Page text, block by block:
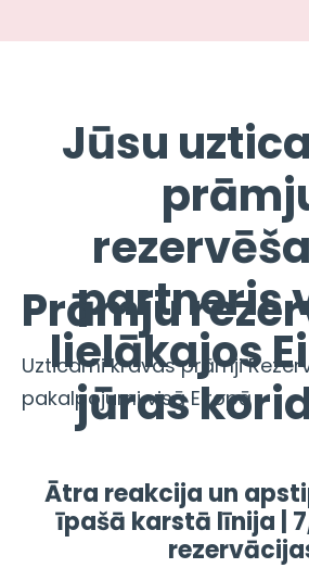
Prāmju
Uzticami kravas prāmji
pakalpojumi visā Eiropā
Jūsu
partneris
lielākajos
jūras
Ātra reakcija un
īpašā karstā līnija |